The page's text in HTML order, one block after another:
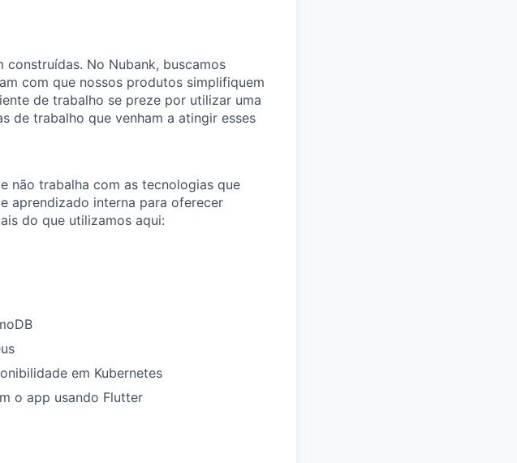
construídas. No Nubank, buscamos
com que nossos produtos simplifiquem
de trabalho se preze por utilizar uma
de trabalho que venham a atingir esses
não trabalha com as tecnologias que
aprendizado interna para oferecer
do que utilizamos aqui:
em Kubernetes
o app usando Flutter